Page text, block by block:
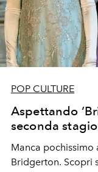
POP CULTURE
Aspettando
seconda
Manca pochissimo
Bridgerton. Scopri